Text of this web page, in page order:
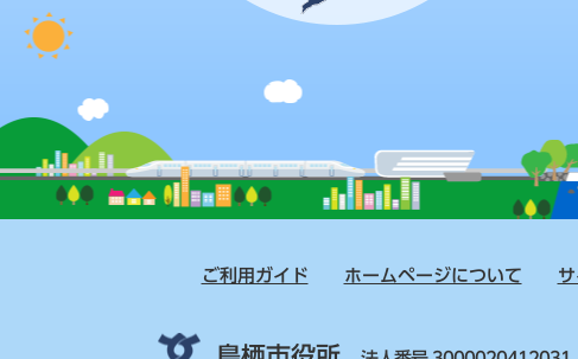
ご利用ガイド ホームページについて